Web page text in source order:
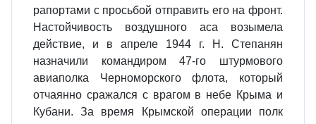
рапортами с просьбой отправить его на фронт.
Настойчивость воздушного аса возымела
действие, и в апреле 1944 г. Н. Степанян
назначили командиром 47-го штурмового
авиаполка Черноморского флота, который
отчаянно сражался с врагом в небе Крыма и
Кубани. За время Крымской операции полк